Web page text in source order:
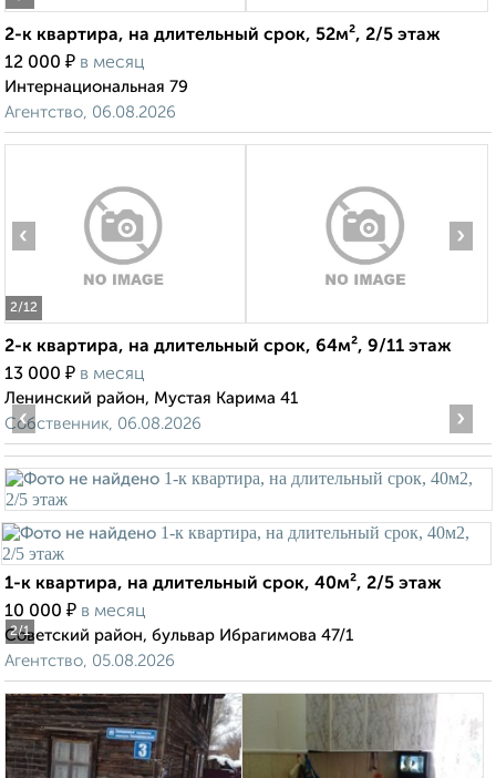
2-к квартира, на длительный срок, 52м², 2/5 этаж
12 000 ₽ в месяц
Интернациональная 79
Агентство, 06.08.2026
2/12
‹ ›
2-к квартира, на длительный срок, 64м², 9/11 этаж
13 000 ₽ в месяц
Ленинский район, Мустая Карима 41
Собственник, 06.08.2026
2/1
‹ ›
1-к квартира, на длительный срок, 40м², 2/5 этаж
10 000 ₽ в месяц
Советский район, бульвар Ибрагимова 47/1
Агентство, 05.08.2026